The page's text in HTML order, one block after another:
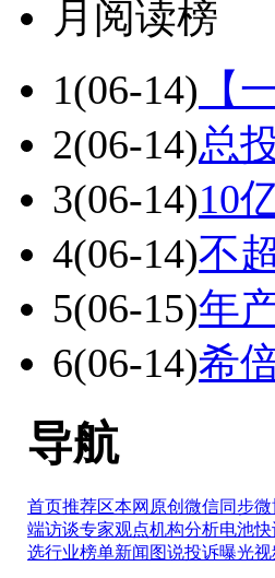
月阅读榜
1(06-14) 【
2(06-14)总
3(06-14)10
4(06-14)不
5(06-15)年
6(06-14)希
导航
首页推荐区本网原创 微信同步微
端访谈专家观点机构分析电池
选行业榜单新闻图说投诉曝光视